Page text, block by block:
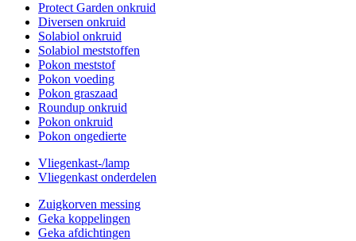
Protect Garden onkruid
Diversen onkruid
Solabiol onkruid
Solabiol meststoffen
Pokon meststof
Pokon voeding
Pokon graszaad
Roundup onkruid
Pokon onkruid
Pokon ongedierte
Vliegenkast-/lamp
Vliegenkast onderdelen
Zuigkorven messing
Geka koppelingen
Geka afdichtingen